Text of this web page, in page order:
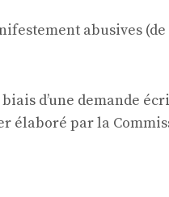
abusives
d’une demande
élaboré par la